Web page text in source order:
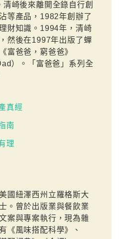
崎後來離開全錄自行創
等產品，1982年創辦了
財知識。1994年，清崎
然後在1997年出版了蟬
富爸爸，窮爸爸》
）。「富爸爸」系列全
真經
南
理
國紐澤西州立羅格斯大
。曾於出版業與餐飲業
案與專案執行，現為雜
《風味搭配科學》、